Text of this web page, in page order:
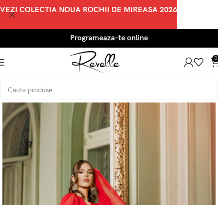
Programeaza-te online
0
VEZI COLECTIA NOUA ROCHII DE MIREASA 2026